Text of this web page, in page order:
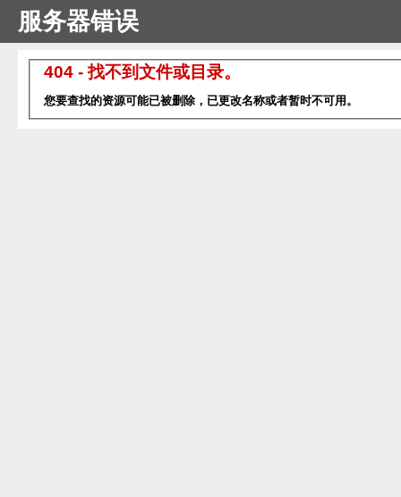
服务器错误
404 - 找不到文件或目录。
您要查找的资源可能已被删除，已更改名称或者暂时不可用。